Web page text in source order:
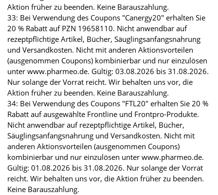
Aktion früher zu beenden. Keine Barauszahlung.
33: Bei Verwendung des Coupons "Canergy20" erhalten Sie
20 % Rabatt auf PZN 19658110. Nicht anwendbar auf
rezeptpflichtige Artikel, Bücher, Säuglingsanfangsnahrung
und Versandkosten. Nicht mit anderen Aktionsvorteilen
(ausgenommen Coupons) kombinierbar und nur einzulösen
unter www.pharmeo.de. Gültig: 03.08.2026 bis 31.08.2026.
Nur solange der Vorrat reicht. Wir behalten uns vor, die
Aktion früher zu beenden. Keine Barauszahlung.
34: Bei Verwendung des Coupons "FTL20" erhalten Sie 20 %
Rabatt auf ausgewählte Frontline und Frontpro-Produkte.
Nicht anwendbar auf rezeptpflichtige Artikel, Bücher,
Säuglingsanfangsnahrung und Versandkosten. Nicht mit
anderen Aktionsvorteilen (ausgenommen Coupons)
kombinierbar und nur einzulösen unter www.pharmeo.de.
Gültig: 01.08.2026 bis 31.08.2026. Nur solange der Vorrat
reicht. Wir behalten uns vor, die Aktion früher zu beenden.
Keine Barauszahlung.